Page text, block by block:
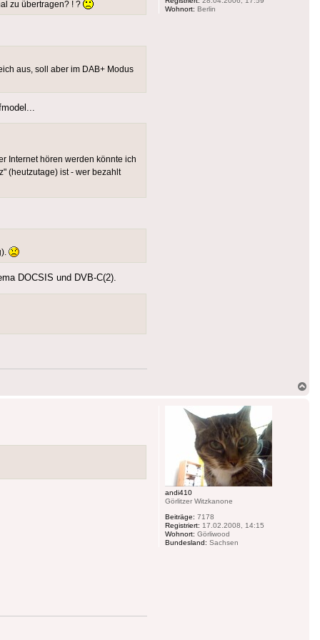
Wohnort: Berlin
zu übertragen? ! ?
aus, soll aber im DAB+ Modus
Internet hören werden könnte ich
(heutzutage) ist - wer bezahlt
DOCSIS und DVB-C(2).
andi410
Görlitzer Witzkanone
Beiträge: 7178
Registriert: 17.02.2008, 14:15
Wohnort: Görliwood
Bundesland: Sachsen